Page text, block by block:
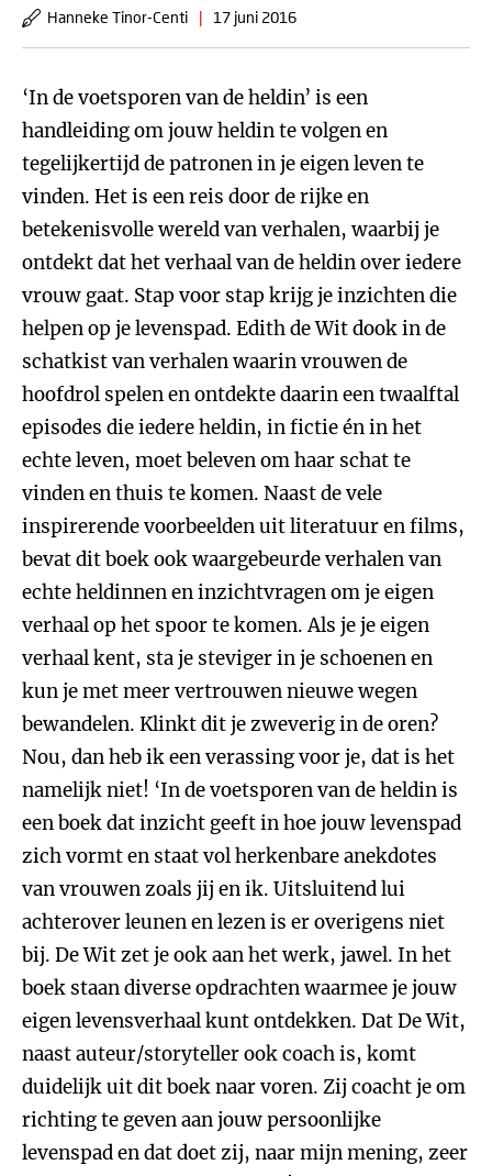
Hanneke Tinor-Centi | 17 juni 2016
‘In de voetsporen van de heldin’ is een
handleiding om jouw heldin te volgen en
tegelijkertijd de patronen in je eigen leven te
vinden. Het is een reis door de rijke en
betekenisvolle wereld van verhalen, waarbij je
ontdekt dat het verhaal van de heldin over iedere
vrouw gaat. Stap voor stap krijg je inzichten die
helpen op je levenspad. Edith de Wit dook in de
schatkist van verhalen waarin vrouwen de
hoofdrol spelen en ontdekte daarin een twaalftal
episodes die iedere heldin, in fictie én in het
echte leven, moet beleven om haar schat te
vinden en thuis te komen. Naast de vele
inspirerende voorbeelden uit literatuur en films,
bevat dit boek ook waargebeurde verhalen van
echte heldinnen en inzichtvragen om je eigen
verhaal op het spoor te komen. Als je je eigen
verhaal kent, sta je steviger in je schoenen en
kun je met meer vertrouwen nieuwe wegen
bewandelen. Klinkt dit je zweverig in de oren?
Nou, dan heb ik een verassing voor je, dat is het
namelijk niet! ‘In de voetsporen van de heldin is
een boek dat inzicht geeft in hoe jouw levenspad
zich vormt en staat vol herkenbare anekdotes
van vrouwen zoals jij en ik. Uitsluitend lui
achterover leunen en lezen is er overigens niet
bij. De Wit zet je ook aan het werk, jawel. In het
boek staan diverse opdrachten waarmee je jouw
eigen levensverhaal kunt ontdekken. Dat De Wit,
naast auteur/storyteller ook coach is, komt
duidelijk uit dit boek naar voren. Zij coacht je om
richting te geven aan jouw persoonlijke
levenspad en dat doet zij, naar mijn mening, zeer